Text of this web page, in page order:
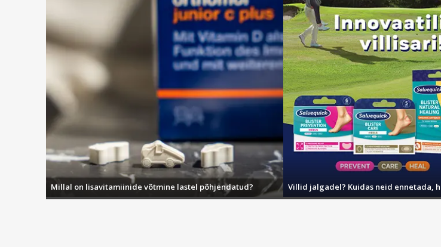
Millal on lisavitamiinide võtmine lastel põhjendatud? Villid jalgadel? Kuidas neid ennetada,